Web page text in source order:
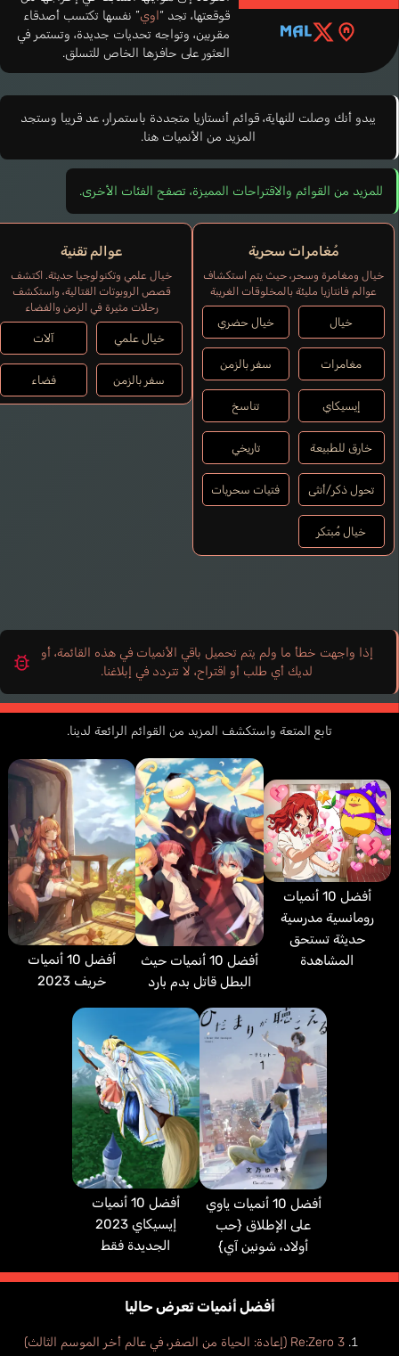
قوقعتها، تجد “اوي” نفسها تكتسب أصدقاء
مقربين، وتواجه تحديات جديدة، وتستمر في
العثور على حافزها الخاص للتسلق.
يبدو أنك وصلت للنهاية، قوائم أنستازيا متجددة باستمرار، عد قريبا وستجد
المزيد من الأنميات هنا.
للمزيد من القوائم والاقتراحات المميزة، تصفح الفئات الأخرى.
مُغامرات سحرية
خيال ومغامرة وسحر، حيث يتم استكشاف
عوالم فانتازيا مليئة بالمخلوقات الغريبة
خيال خيال حضري
مغامرات سفر بالزمن
إيسيكاي تناسخ
خارق للطبيعة تاريخي
تحول ذكر/أنثى فتيات سحريات
خيال مُبتكر
عوالم تقنية
خيال علمي وتكنولوجيا حديثة. اكتشف
قصص الروبوتات القتالية، واستكشف
رحلات مثيرة في الزمن والفضاء
خيال علمي آلات
سفر بالزمن فضاء
إذا واجهت خطأ ما ولم يتم تحميل باقي الأنميات في هذه القائمة، أو
لديك أي طلب أو اقتراح، لا تتردد في إبلاغنا.
تابع المتعة واستكشف المزيد من القوائم الرائعة لدينا.
أفضل 10 أنميات
رومانسية مدرسية
حديثة تستحق
المشاهدة
أفضل 10 أنميات حيث
البطل قاتل بدم بارد
أفضل 10 أنميات
خريف 2023
أفضل 10 أنميات ياوي
على الإطلاق {حب
أولاد، شونين آي}
أفضل 10 أنميات
إيسيكاي 2023
الجديدة فقط
أفضل أنميات تعرض حاليا
Re:Zero 3 (إعادة: الحياة من الصفر، في عالم أخر الموسم الثالث)